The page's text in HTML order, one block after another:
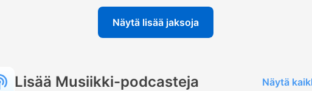
Näytä lisää jaksoja
Lisää Musiikki-podcasteja Näytä